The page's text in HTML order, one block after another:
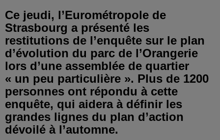
Ce jeudi, l’Eurométropole de
Strasbourg a présenté les
restitutions de l’enquête sur le plan
d’évolution du parc de l’Orangerie
lors d’une assemblée de quartier
« un peu particulière ». Plus de 1200
personnes ont répondu à cette
enquête, qui aidera à définir les
grandes lignes du plan d’action
dévoilé à l’automne.